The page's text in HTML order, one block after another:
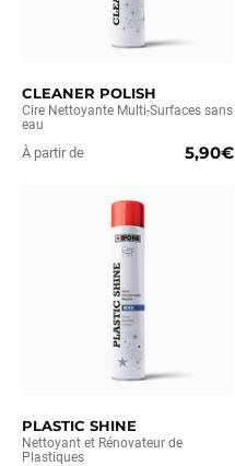
CLEANER POLISH
Cire Nettoyante Multi-Surfaces sans
eau
À partir de 5,90€
PLASTIC SHINE
Nettoyant et Rénovateur de
Plastiques